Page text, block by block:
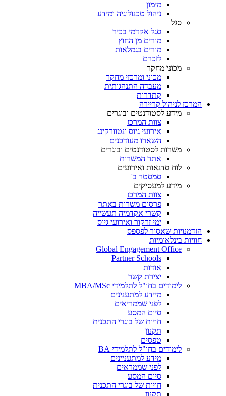
מימון
ניהול טכנולוגיה ומידע
סגל
סגל אקדמי בכיר
מורים מן החוץ
מורים בגמלאות
לזכרם
מכוני מחקר
מכוני ומרכזי מחקר
מעבדה התנהגותית
קתדרות
המרכז לניהול קריירה
מידע לסטודנטים ובוגרים
צוות המרכז
אירועי גיוס ונטוורקינג
השארו מעודכנים
משרות לסטודנטים ובוגרים
אתר המשרות
לוח סדנאות ואירועים
סמסטר ב'
מידע למעסיקים
צוות המרכז
פרסום משרות באתר
קשרי אקדמיה תעשייה
ימי זרקור ואירועי גיוס
הזדמנויות שאסור לפספס
חוויות בינלאומיות
Global Engagement Office
Partner Schools
אודות
יצירת קשר
לימודים בחו"ל לתלמידי MBA/MSc
מיידע למתענינים
לפני שממריאים
סיום המסע
חויות של בוגרי התכנית
תקנון
טפסים
לימודים בחו"ל לתלמידי BA
מידע למתעניינים
לפני שממראים
סיום המסע
חויות של בוגרי התכנית
תקנון